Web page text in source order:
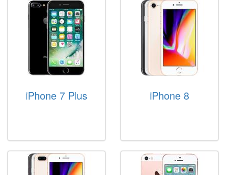
iPhone 7 Plus iPhone 8